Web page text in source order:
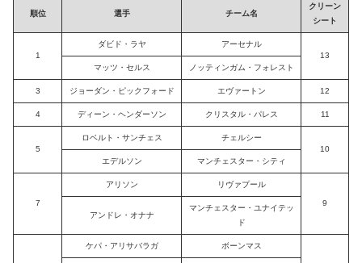
順位 選手 チーム名
クリーン
シート
1
ダビド・ラヤ
アーセナル
13
マッツ・セルス
ノッティンガム・フォレスト
3 ジョーダン・ピックフォード エヴァートン 12
4 ディーン・ヘンダーソン クリスタル・パレス 11
5
ロベルト・サンチェス
チェルシー
10
エデルソン
マンチェスター・シティ
7
アリソン リヴァプール
9
アンドレ・オナナ
マンチェスター・ユナイテッ
ド
ケパ・アリサバラガ ボーンマス